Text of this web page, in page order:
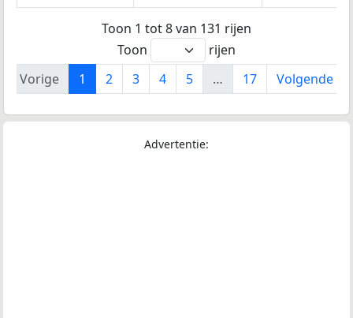
Toon 1 tot 8 van 131 rijen
Toon
rijen
Vorige
1 2 3 4 5 … 17 Volgende
Advertentie: